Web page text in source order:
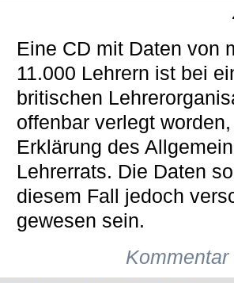
Eine CD mit Daten von
11.000 Lehrern ist bei
britischen
offenbar verlegt
Erklärung des
Lehrerrats. Die Daten
diesem Fall jedoch
gewesen sein.